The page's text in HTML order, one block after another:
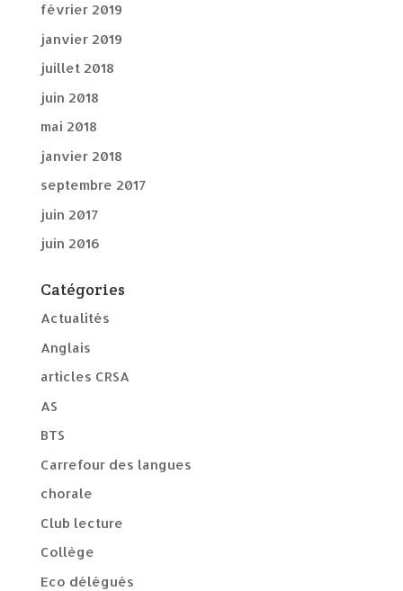
février 2019
janvier 2019
juillet 2018
juin 2018
mai 2018
janvier 2018
septembre 2017
juin 2017
juin 2016
Catégories
Actualités
Anglais
articles CRSA
AS
BTS
Carrefour des langues
chorale
Club lecture
Collège
Eco délégués